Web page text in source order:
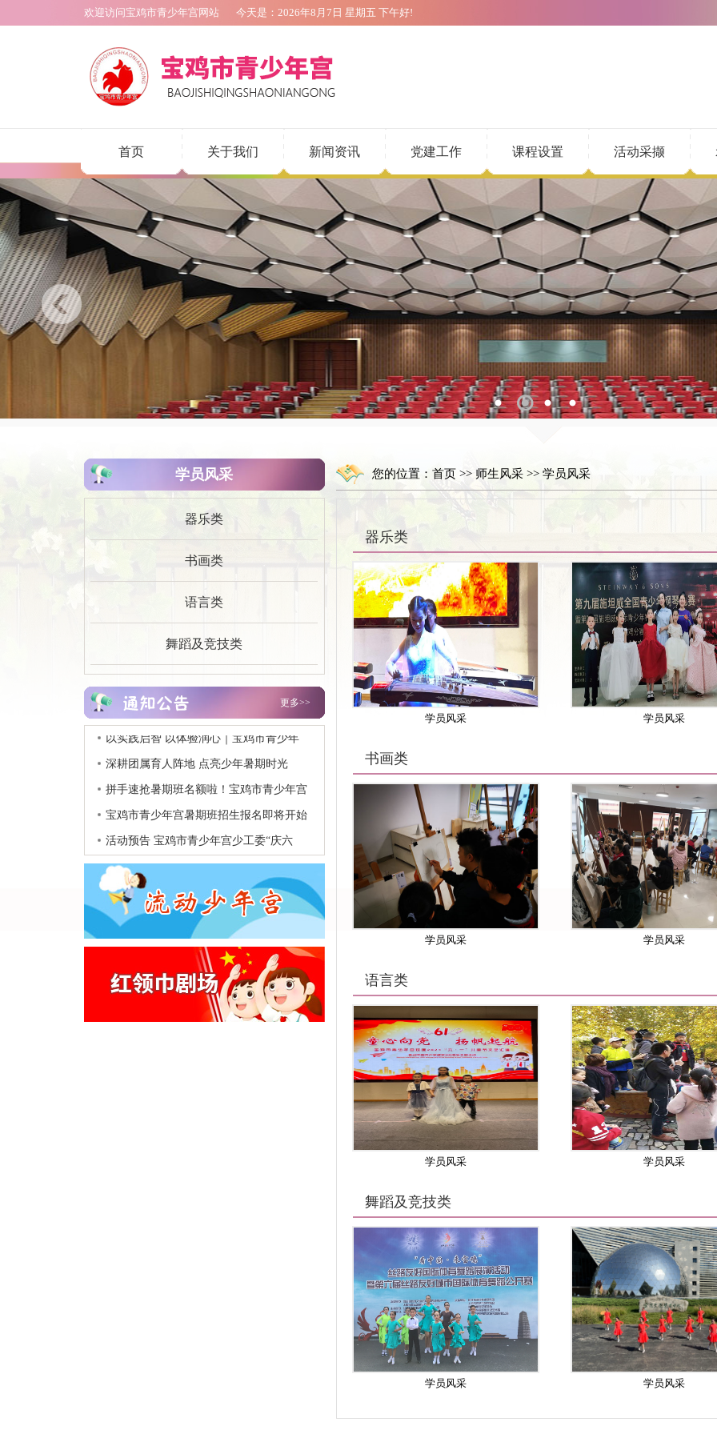
欢迎访问宝鸡市青少年宫网站 今天是： 2026年8月7日 星期五 下午好!
首页 关于我们 新闻资讯 党建工作 课程设置 活动采撷
1 2 3 4
学员风采
器乐类
书画类
语言类
舞蹈及竞技类
更多>>
宝鸡市青少年宫 2026年单位预算公开说..
以实践启智 以体验润心｜宝鸡市青少年
一..宝鸡市青少年宫 2026年单位预算公开说..
以实践启智 以体验润心｜宝鸡市青少年
宫红..
深耕团属育人阵地 点亮少年暑期时光
——宝..
拼手速抢暑期班名额啦！宝鸡市青少年宫
宝鸡市青少年宫暑期班招生报名即将开始
活动预告 宝鸡市青少年宫少工委“庆六
您的位置： 首页>> 师生风采>> 学员风采
器乐类
学员风采 学员风采
书画类
学员风采 学员风采
语言类
学员风采 学员风采
舞蹈及竞技类
学员风采 学员风采